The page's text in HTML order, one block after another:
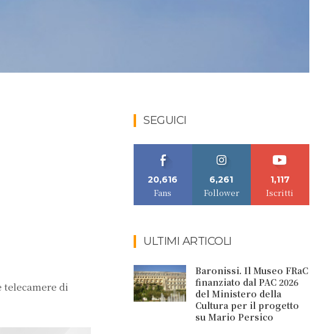
di
SEGUICI
20,616
Fans
6,261
Follower
1,117
Iscritti
ULTIMI ARTICOLI
Baronissi. Il Museo FRaC
finanziato dal PAC 2026
del Ministero della
Cultura per il progetto
su Mario Persico